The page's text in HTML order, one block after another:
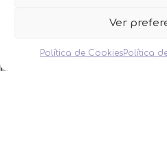
Ver
Política de CookiesPolítica
Aviso Legal
Política de Privacidad